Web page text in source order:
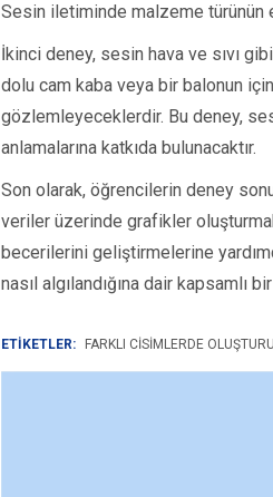
Sesin iletiminde malzeme türünün
İkinci deney, sesin hava ve sıvı
dolu cam kaba veya bir balonun
gözlemleyeceklerdir. Bu deney,
anlamalarına katkıda bulunacaktır.
Son olarak, öğrencilerin deney
veriler üzerinde grafikler
becerilerini geliştirmelerine
nasıl algılandığına dair kapsamlı
ETİKETLER: FARKLI CISIMLERDE